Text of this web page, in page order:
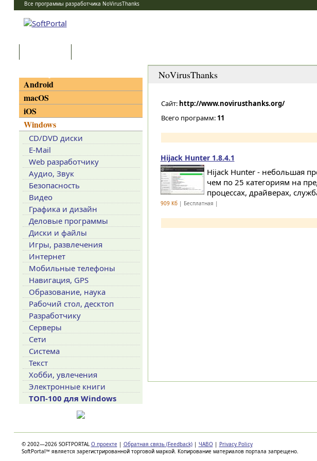
Все программы разработчика NoVirusThanks
NoVirusThanks
Сайт: http://www.novirusthanks.org/
Всего программ: 11
Hijack Hunter 1.8.4.1
Hijack Hunter - небольшая
чем по 25 категориям на
процессах, драйверах,
909 Кб| Бесплатная |
Android
macOS
iOS
Windows
CD/DVD диски
E-Mail
Web разработчику
Аудио, Звук
Безопасность
Видео
Графика и дизайн
Деловые программы
Диски и файлы
Игры, развлечения
Интернет
Мобильные телефоны
Навигация, GPS
Образование, наука
Рабочий стол, десктоп
Разработчику
Серверы
Сети
Система
Текст
Хобби, увлечения
Электронные книги
ТОП-100 для Windows
© 2002—2026 SOFTPORTAL О проекте | Обратная связь (Feedback) | ЧАВО | Privacy Policy
SoftPortal™ является зарегистрированной торговой маркой. Копирование материалов портала запрещено.